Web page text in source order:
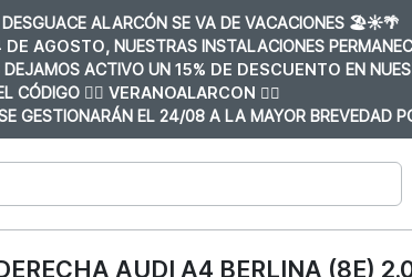
ALARCÓN SE VA DE VACACIONES 🏖️☀️🌴
DE AGOSTO, NUESTRAS INSTALACIONES
DEJAMOS ACTIVO UN 15% DE DESCUENTO EN
CÓDIGO 👉🏼 VERANOALARCON 👈🏼
GESTIONARÁN EL 24/08 A LA MAYOR BREVEDAD
AUDI A4 BERLINA (8E)